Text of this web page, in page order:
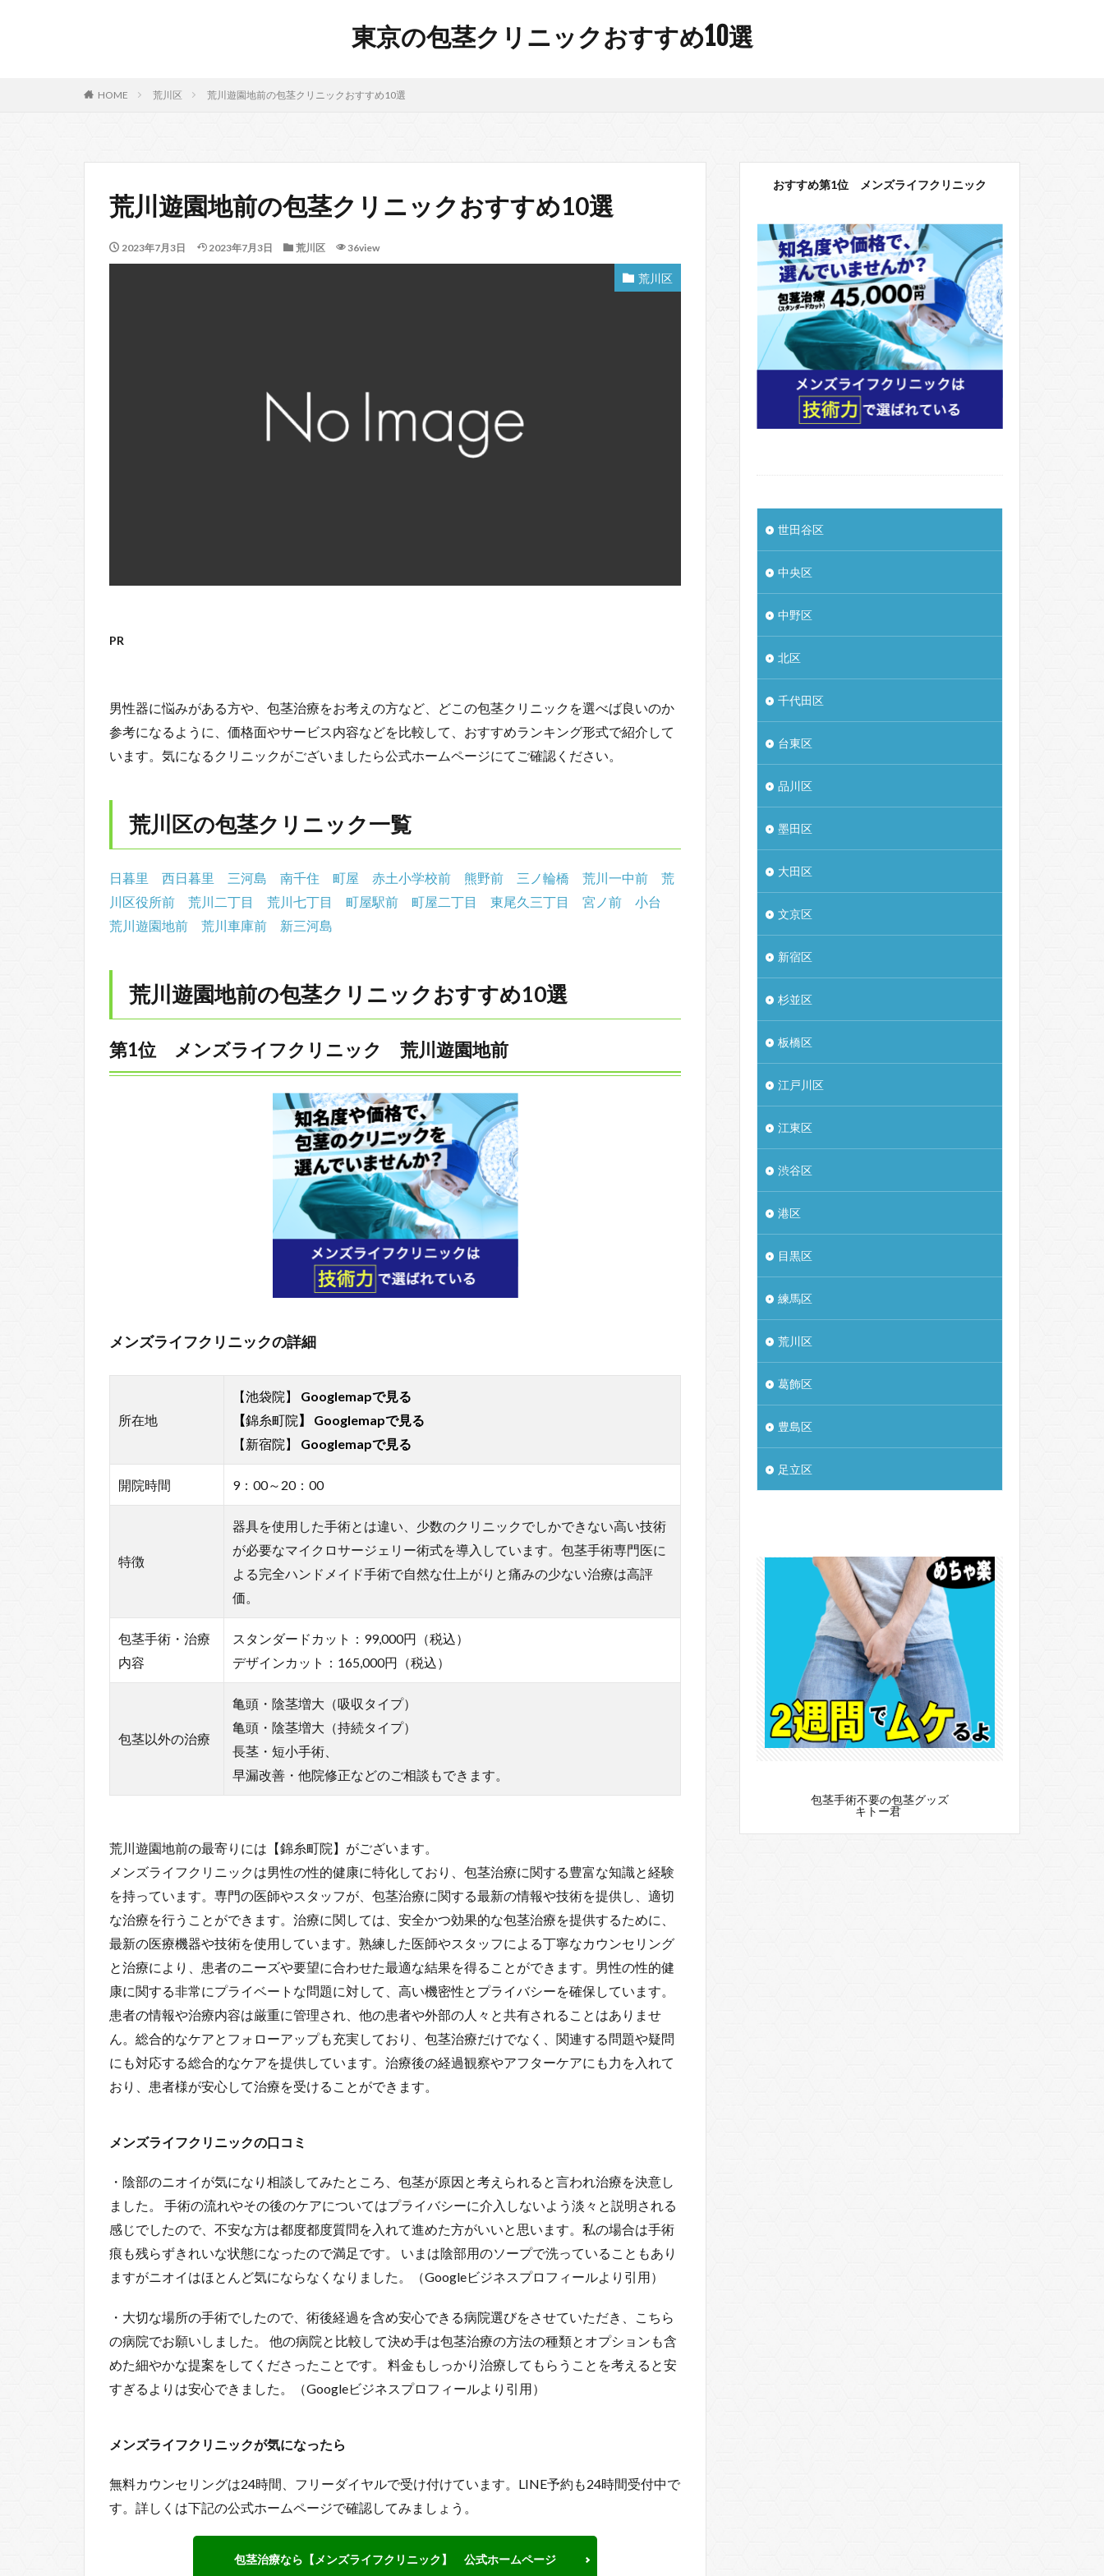
東京の包茎クリニックおすすめ10選
HOME 荒川区 荒川遊園地前の包茎クリニックおすすめ10選
荒川遊園地前の包茎クリニックおすすめ10選
2023年7月3日 2023年7月3日 荒川区 36view
荒川区
PR
男性器に悩みがある方や、包茎治療をお考えの方など、どこの包茎クリニックを選べば良いのか
参考になるように、価格面やサービス内容などを比較して、おすすめランキング形式で紹介して
います。気になるクリニックがございましたら公式ホームページにてご確認ください。
荒川区の包茎クリニック一覧
日暮里 西日暮里 三河島 南千住 町屋 赤土小学校前 熊野前 三ノ輪橋 荒川一中前
荒
川区役所前
荒川二丁目 荒川七丁目 町屋駅前 町屋二丁目 東尾久三丁目 宮ノ前
小台
荒川遊園地前
荒川車庫前 新三河島
荒川遊園地前の包茎クリニックおすすめ10選
第1位 メンズライフクリニック 荒川遊園地前
メンズライフクリニックの詳細
所在地
【池袋院】
Googlemapで見る
【錦糸町院】
Googlemapで見る
【新宿院】 Googlemapで見る
開院時間 9：00～20：00
特徴
器具を使用した手術とは違い、少数のクリニックでしかできない高い技術
が必要なマイクロサージェリー術式を導入しています。包茎手術専門医に
よる完全ハンドメイド手術で自然な仕上がりと痛みの少ない治療は高評
価。
包茎手術・治療
内容
スタンダードカット：99,000円（税込）
デザインカット：165,000円（税込）
包茎以外の治療
亀頭・陰茎増大（吸収タイプ）
亀頭・陰茎増大（持続タイプ）
長茎・短小手術、
早漏改善・他院修正などのご相談もできます。
荒川遊園地前の最寄りには【錦糸町院】がございます。
メンズライフクリニックは男性の性的健康に特化しており、包茎治療に関する豊富な知識と経験
を持っています。専門の医師やスタッフが、包茎治療に関する最新の情報や技術を提供し、適切
な治療を行うことができます。治療に関しては、安全かつ効果的な包茎治療を提供するために、
最新の医療機器や技術を使用しています。熟練した医師やスタッフによる丁寧なカウンセリング
と治療により、患者のニーズや要望に合わせた最適な結果を得ることができます。男性の性的健
康に関する非常にプライベートな問題に対して、高い機密性とプライバシーを確保しています。
患者の情報や治療内容は厳重に管理され、他の患者や外部の人々と共有されることはありませ
ん。総合的なケアとフォローアップも充実しており、包茎治療だけでなく、関連する問題や疑問
にも対応する総合的なケアを提供しています。治療後の経過観察やアフターケアにも力を入れて
おり、患者様が安心して治療を受けることができます。
メンズライフクリニックの口コミ
・陰部のニオイが気になり相談してみたところ、包茎が原因と考えられると言われ治療を決意し
ました。 手術の流れやその後のケアについてはプライバシーに介入しないよう淡々と説明される
感じでしたので、不安な方は都度都度質問を入れて進めた方がいいと思います。私の場合は手術
痕も残らずきれいな状態になったので満足です。 いまは陰部用のソープで洗っていることもあり
ますがニオイはほとんど気にならなくなりました。（Googleビジネスプロフィールより引用）
・大切な場所の手術でしたので、術後経過を含め安心できる病院選びをさせていただき、こちら
の病院でお願いしました。 他の病院と比較して決め手は包茎治療の方法の種類とオプションも含
めた細やかな提案をしてくださったことです。 料金もしっかり治療してもらうことを考えると安
すぎるよりは安心できました。（Googleビジネスプロフィールより引用）
メンズライフクリニックが気になったら
無料カウンセリングは24時間、フリーダイヤルで受け付けています。LINE予約も24時間受付中で
す。詳しくは下記の公式ホームページで確認してみましょう。
包茎治療なら【メンズライフクリニック】 公式ホームページ
おすすめ第1位 メンズライフクリニック
世田谷区
中央区
中野区
北区
千代田区
台東区
品川区
墨田区
大田区
文京区
新宿区
杉並区
板橋区
江戸川区
江東区
渋谷区
港区
目黒区
練馬区
荒川区
葛飾区
豊島区
足立区
包茎手術不要の包茎グッズ
キトー君